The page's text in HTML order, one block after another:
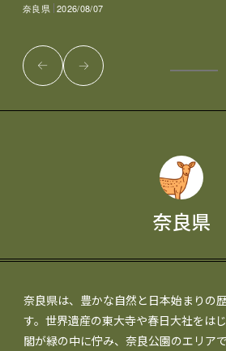
奈良県
奈良県は、豊かな自然と日本始まりの
す。世界遺産の東大寺や春日大社をは
閣が緑の中に佇み、奈良公園のエリア
奈良県 2026/08/07